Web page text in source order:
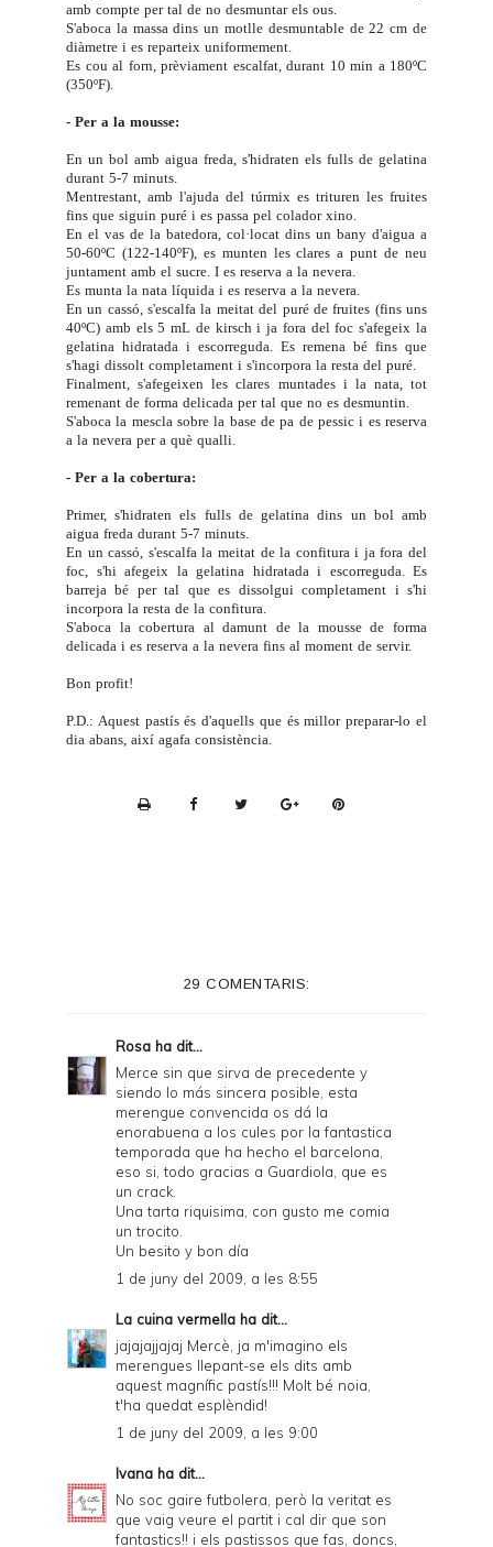
amb compte per tal de no desmuntar els ous.
S'aboca la massa dins un motlle desmuntable de 22 cm de
diàmetre i es reparteix uniformement.
Es cou al forn, prèviament escalfat, durant 10 min a 180ºC
(350ºF).
- Per a la mousse:
En un bol amb aigua freda, s'hidraten els fulls de gelatina
durant 5-7 minuts.
Mentrestant, amb l'ajuda del túrmix es trituren les fruites
fins que siguin puré i es passa pel colador xino.
En el vas de la batedora, col·locat dins un bany d'aigua a
50-60ºC (122-140ºF), es munten les clares a punt de neu
juntament amb el sucre. I es reserva a la nevera.
Es munta la nata líquida i es reserva a la nevera.
En un cassó, s'escalfa la meitat del puré de fruites (fins uns
40ºC) amb els 5 mL de kirsch i ja fora del foc s'afegeix la
gelatina hidratada i escorreguda. Es remena bé fins que
s'hagi dissolt completament i s'incorpora la resta del puré.
Finalment, s'afegeixen les clares muntades i la nata, tot
remenant de forma delicada per tal que no es desmuntin.
S'aboca la mescla sobre la base de pa de pessic i es reserva
a la nevera per a què qualli.
- Per a la cobertura:
Primer, s'hidraten els fulls de gelatina dins un bol amb
aigua freda durant 5-7 minuts.
En un cassó, s'escalfa la meitat de la confitura i ja fora del
foc, s'hi afegeix la gelatina hidratada i escorreguda. Es
barreja bé per tal que es dissolgui completament i s'hi
incorpora la resta de la confitura.
S'aboca la cobertura al damunt de la mousse de forma
delicada i es reserva a la nevera fins al moment de servir.
Bon profit!
P.D.: Aquest pastís és d'aquells que és millor preparar-lo el
dia abans, així agafa consistència.
r
i
e
d
l
n
d
P
D
29 COMENTARIS:
Rosa ha dit...
Merce sin que sirva de precedente y
siendo lo más sincera posible, esta
merengue convencida os dá la
enorabuena a los cules por la fantastica
temporada que ha hecho el barcelona,
eso si, todo gracias a Guardiola, que es
un crack.
Una tarta riquisima, con gusto me comia
un trocito.
Un besito y bon día
1 de juny del 2009, a les 8:55
La cuina vermella ha dit...
jajajajjajaj Mercè, ja m'imagino els
merengues llepant-se els dits amb
aquest magnífic pastís!!! Molt bé noia,
t'ha quedat esplèndid!
1 de juny del 2009, a les 9:00
Ivana ha dit...
No soc gaire futbolera, però la veritat es
que vaig veure el partit i cal dir que son
fantastics!! i els pastissos que fas, doncs,